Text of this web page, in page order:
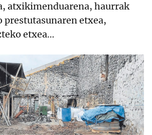
atxikimenduarena, haurrak
prestutasunaren etxea,
etxea…